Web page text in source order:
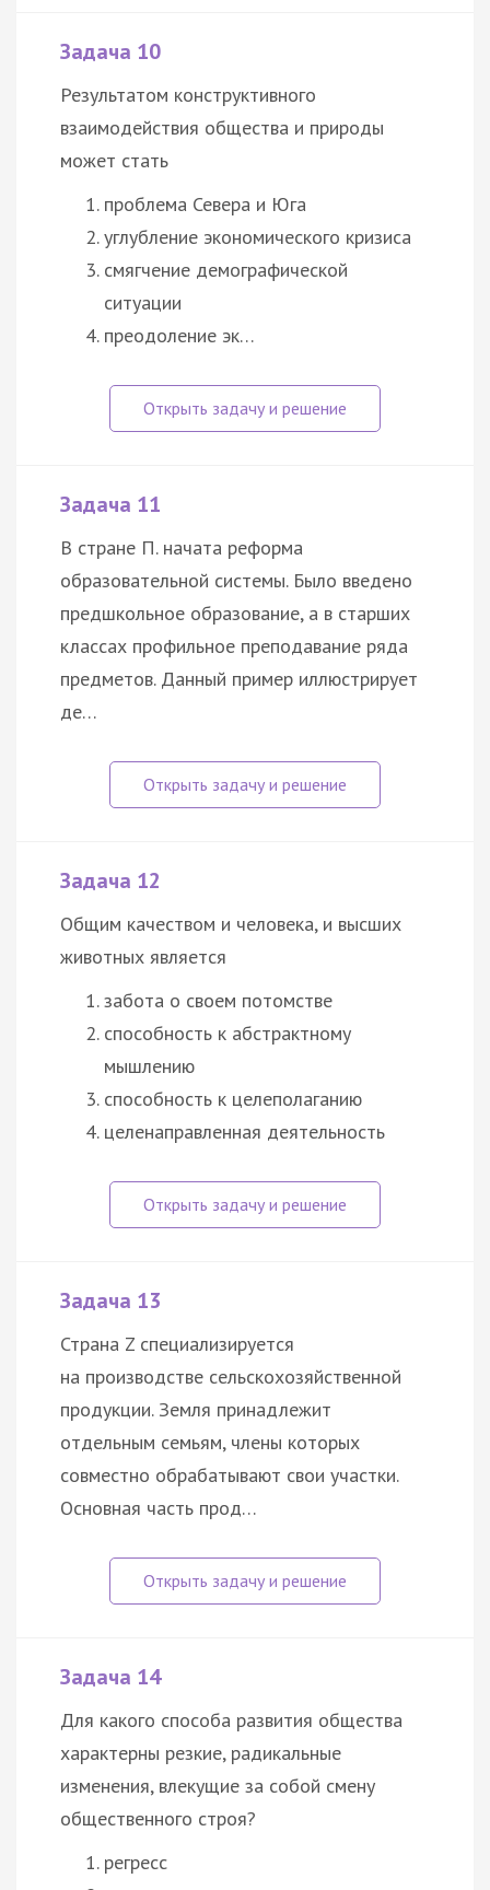
Задача 10
Результатом конструктивного
взаимодействия общества и природы
может стать
проблема Севера и Юга
углубление экономического кризиса
смягчение демографической
ситуации
преодоление эк…
Задача 11
В стране П. начата реформа
образовательной системы. Было введено
предшкольное образование, а в старших
классах профильное преподавание ряда
предметов. Данный пример иллюстрирует
де…
Задача 12
Общим качеством и человека, и высших
животных является
забота о своем потомстве
способность к абстрактному
мышлению
способность к целеполаганию
целенаправленная деятельность
Задача 13
Страна Z специализируется
на производстве сельскохозяйственной
продукции. Земля принадлежит
отдельным семьям, члены которых
совместно обрабатывают свои участки.
Основная часть прод…
Задача 14
Для какого способа развития общества
характерны резкие, радикальные
изменения, влекущие за собой смену
общественного строя?
регресс